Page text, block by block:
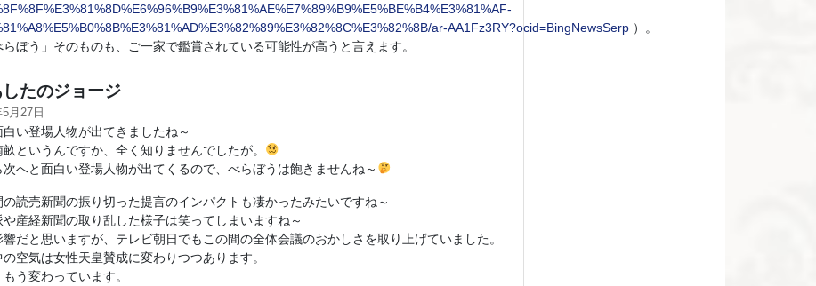
ar-AA1Fz3RY?ocid=BingNewsSerp ）。
ぼう」そのものも、ご一家で鑑賞されている可能性が高うと言えます。
したのジョージ
月27日
白い登場人物が出てきましたね～
畝というんですか、全く知りませんでしたが。
次へと面白い登場人物が出てくるので、べらぼうは飽きませんね～
の読売新聞の振り切った提言のインパクトも凄かったみたいですね～
や産経新聞の取り乱した様子は笑ってしまいますね～
響だと思いますが、テレビ朝日でもこの間の全体会議のおかしさを取り上げていました。
空気は女性天皇賛成に変わりつつあります。
う変わっています。